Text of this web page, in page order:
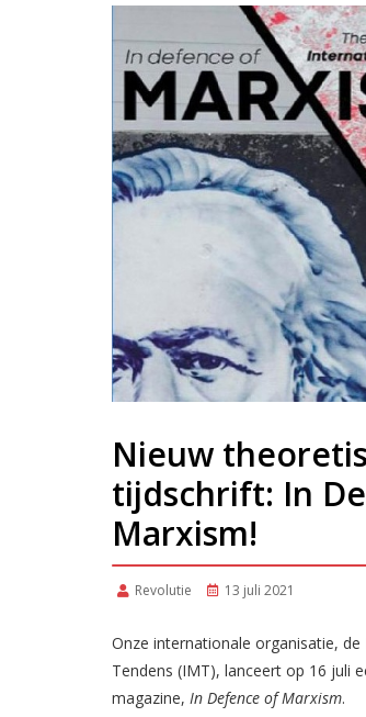
Nieuw
tijdschrift: In
Marxism!
Revolutie 13 juli 2021
Onze internationale organisatie,
Tendens (IMT), lanceert op 16 juli
magazine, In Defence of Marxism.